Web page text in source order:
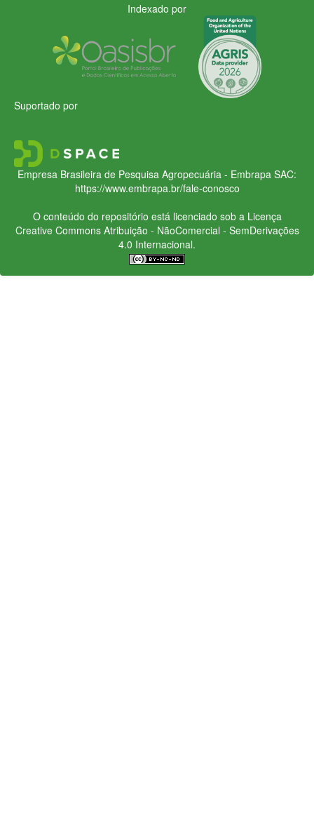
Indexado por
Suportado por
Empresa Brasileira de Pesquisa Agropecuária - Embrapa SAC:
https://www.embrapa.br/fale-conosco
O conteúdo do repositório está licenciado sob a Licença
Creative CommonsAtribuição - NãoComercial - SemDerivações
4.0 Internacional.